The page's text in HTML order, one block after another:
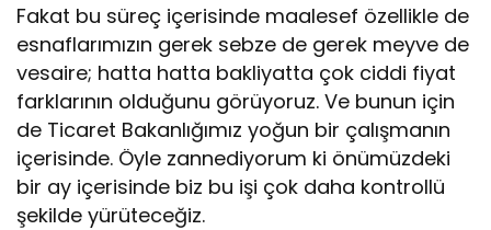
Fakat bu süreç içerisinde maalesef özellikle de
esnaflarımızın gerek sebze de gerek meyve de
vesaire; hatta hatta bakliyatta çok ciddi fiyat
farklarının olduğunu görüyoruz. Ve bunun için
de Ticaret Bakanlığımız yoğun bir çalışmanın
içerisinde. Öyle zannediyorum ki önümüzdeki
bir ay içerisinde biz bu işi çok daha kontrollü
şekilde yürüteceğiz.